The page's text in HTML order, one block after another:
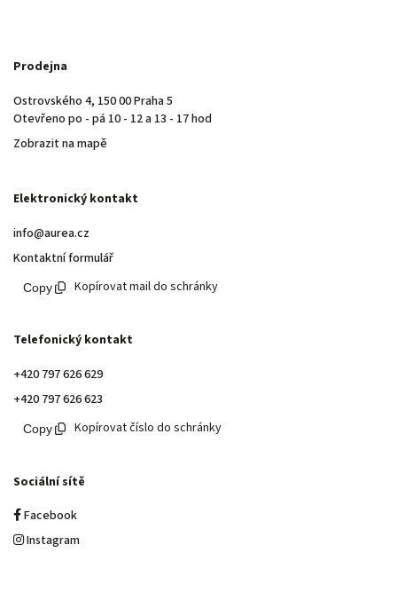
Prodejna
Ostrovského 4, 150 00 Praha 5
Otevřeno po - pá 10 - 12 a 13 - 17 hod
Zobrazit na mapě
Elektronický kontakt
info@aurea.cz
Kontaktní formulář
Kopírovat mail do schránky
Telefonický kontakt
+420 797 626 629
+420 797 626 623
Kopírovat číslo do schránky
Sociální sítě
Facebook
Instagram